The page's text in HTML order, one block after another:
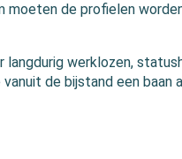
moeten de profielen
werklozen,
de bijstand een